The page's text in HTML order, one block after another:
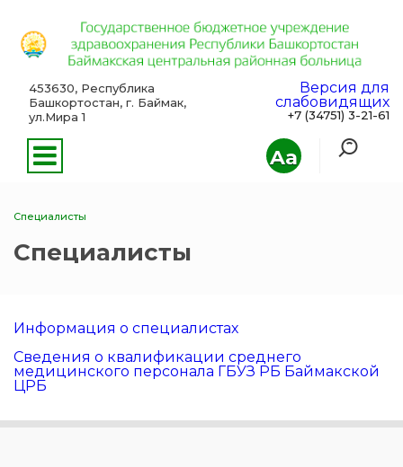
Aa
453630, Республика
Башкортостан, г. Баймак,
ул.Мира 1
Версия для
слабовидящих
+7 (34751) 3-21-61
Специалисты
Специалисты
Информация о специалистах
Сведения о квалификации среднего
медицинского персонала ГБУЗ РБ Баймакской
ЦРБ